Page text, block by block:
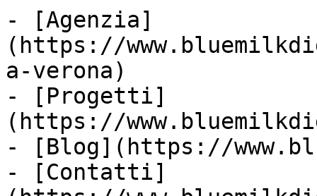
- [Agenzia]
(https://
a-verona)
- [Progetti]
(https://
- [Blog](https://
- [Contatti]